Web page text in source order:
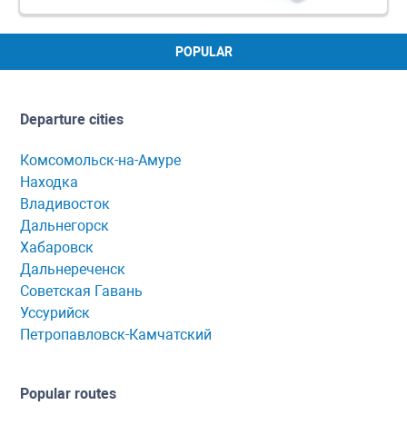
POPULAR
Departure cities
Комсомольск-на-Амуре
Находка
Владивосток
Дальнегорск
Хабаровск
Дальнереченск
Советская Гавань
Уссурийск
Петропавловск-Камчатский
Popular routes